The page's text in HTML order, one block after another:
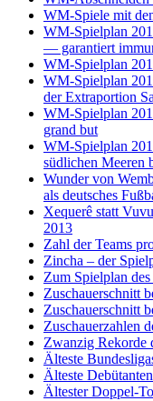
WM-Spiele mit
WM-Spielplan
— garantiert
WM-Spielplan
WM-Spielplan
der Extraportion
WM-Spielplan
grand but
WM-Spielplan
südlichen Meeren
Wunder von
als deutsches
Xequerê statt
2013
Zahl der Teams
Zincha – der
Zum Spielplan
Zuschauerschnitt
Zuschauerschnitt
Zuschauerzahlen
Zwanzig Rekorde
Älteste
Älteste
Ältester Doppel-